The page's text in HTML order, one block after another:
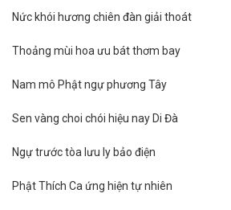
Nức khói hương chiên đàn giải thoát
Thoảng mùi hoa ưu bát thơm bay
Nam mô Phật ngự phương Tây
Sen vàng choi chói hiệu nay Di Đà
Ngự trước tòa lưu ly bảo điện
Phật Thích Ca ứng hiện tự nhiên